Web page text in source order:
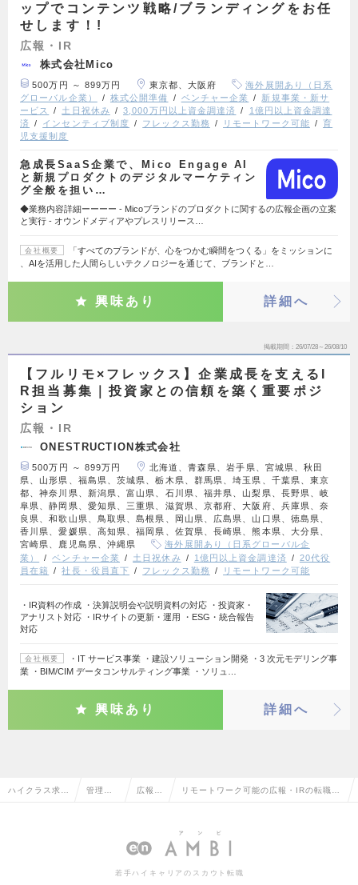
ップでコンテンツ戦略/ブランディングをお任
せします！!
広報・IR
株式会社Mico
500万円 ～ 899万円 東京都、大阪府
海外展開あり（日系
グローバル企業）
株式公開準備 ベンチャー企業
新規事業・新サ
ービス
土日祝休み 3,000万円以上資金調達済
1億円以上資金調達
済
インセンティブ制度 フレックス勤務 リモートワーク可能
育
児支援制度
急成長SaaS企業で、Mico Engage AI
と新規プロダクトのデジタルマーケティン
グ全般を担い…
◆業務内容詳細ーーーー - Micoブランドのプロダクトに関するの広報企画の立案
と実行 - オウンドメディアやプレスリリース…
会社概要
「すべてのブランドが、心をつかむ瞬間をつくる」をミッションに
、AIを活用した人間らしいテクノロジーを通じて、ブランドと…
興味あり 詳細へ
掲載期間 26/07/28～26/08/10
【フルリモ×フレックス】企業成長を支えるI
R担当募集｜投資家との信頼を築く重要ポジ
ション
広報・IR
ONESTRUCTION株式会社
500万円 ～ 899万円
北海道、青森県、岩手県、宮城県、秋田
県、山形県、福島県、茨城県、栃木県、群馬県、埼玉県、千葉県、東京
都、神奈川県、新潟県、富山県、石川県、福井県、山梨県、長野県、岐
阜県、静岡県、愛知県、三重県、滋賀県、京都府、大阪府、兵庫県、奈
良県、和歌山県、鳥取県、島根県、岡山県、広島県、山口県、徳島県、
香川県、愛媛県、高知県、福岡県、佐賀県、長崎県、熊本県、大分県、
宮崎県、鹿児島県、沖縄県
海外展開あり（日系グローバル企
業）
ベンチャー企業 土日祝休み 1億円以上資金調達済
20代役
員在籍
社長・役員直下 フレックス勤務 リモートワーク可能
・IR資料の作成 ・決算説明会や説明資料の対応 ・投資家・
アナリスト対応 ・IRサイトの更新・運用 ・ESG・統合報告
対応
会社概要
・IT サービス事業 ・建設ソリューション開発 ・3 次元モデリング事
業 ・BIM/CIM データコンサルティング事業 ・ソリュ…
興味あり 詳細へ
ハイクラス求人 管理部 広報・ リモートワーク可能の広報・IRの転職・
若手ハイキャリアのスカウト転職